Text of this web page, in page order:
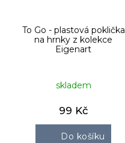
To Go - plastová poklička
na hrnky z kolekce
Eigenart
skladem
99 Kč
Do košíku